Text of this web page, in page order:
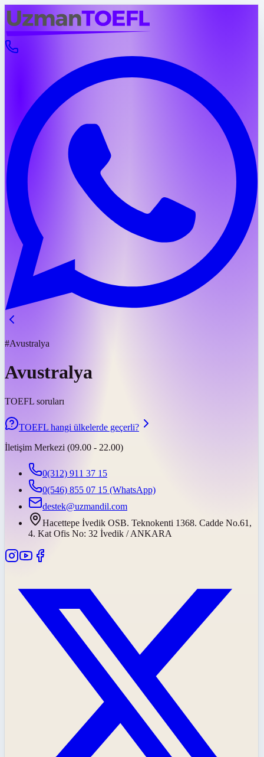
#Avustralya
Avustralya
TOEFL soruları
TOEFL hangi ülkelerde geçerli?
İletişim Merkezi (09.00 - 22.00)
0(312) 911 37 15
0(546) 855 07 15 (WhatsApp)
destek@uzmandil.com
Hacettepe İvedik OSB. Teknokenti 1368. Cadde No.61,
4. Kat Ofis No: 32 İvedik / ANKARA